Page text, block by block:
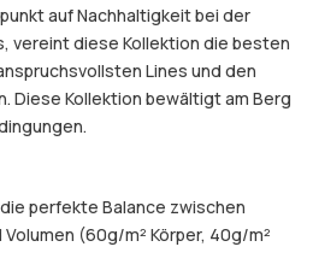
auf Nachhaltigkeit bei der
vereint diese Kollektion die besten
Lines und den
Diese Kollektion bewältigt am Berg
perfekte Balance zwischen
(60g/m² Körper, 40g/m²